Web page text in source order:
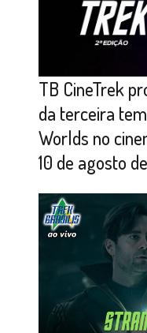
TB CineTrek
da terceira
Worlds no
10 de agosto